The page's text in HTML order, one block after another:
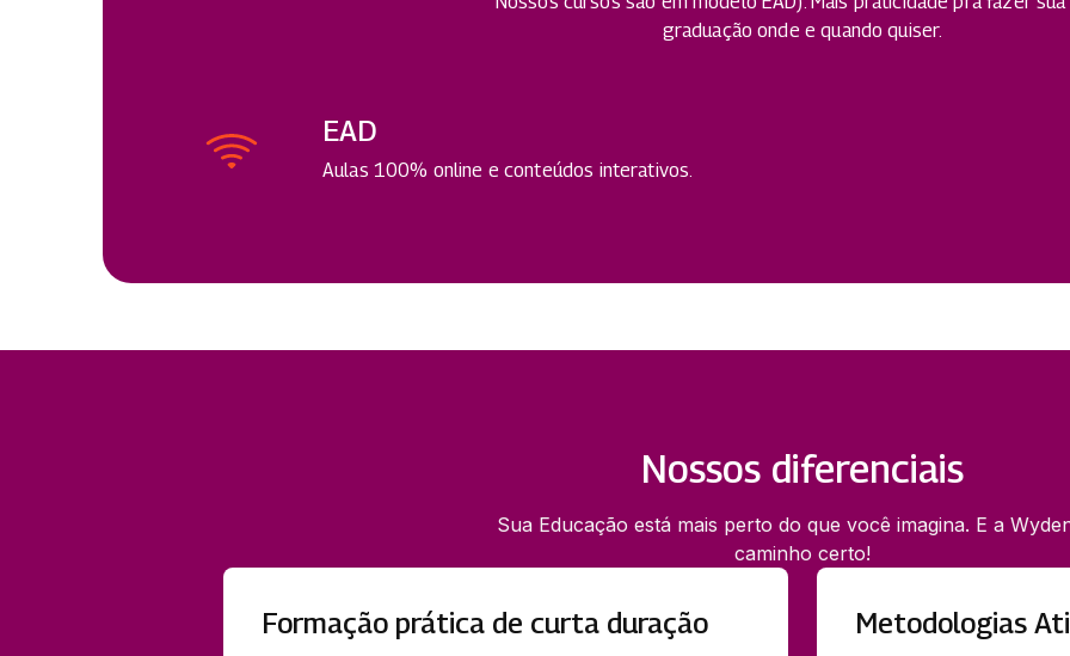
graduação onde e quando quiser.
EAD
Aulas 100% online e conteúdos interativos.
Nossos diferenciais
Sua Educação está mais perto do que você imagina. E a
caminho certo!
Formação prática de curta duração Metodologias